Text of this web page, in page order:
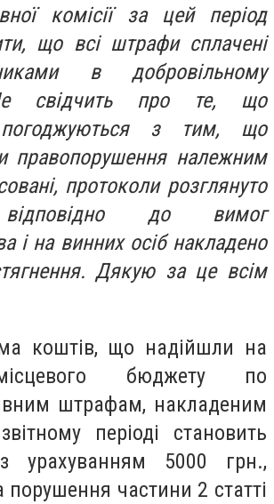
комісії за цей період
що всі штрафи сплачені
в добровільному
свідчить про те, що
з тим, що
правопорушення належним
протоколи розглянуто
до вимог
і на винних осіб накладено
Дякую за це всім
коштів, що надійшли на
бюджету по
штрафам, накладеним
періоді становить
урахуванням 5000 грн.,
порушення частини 2 статті